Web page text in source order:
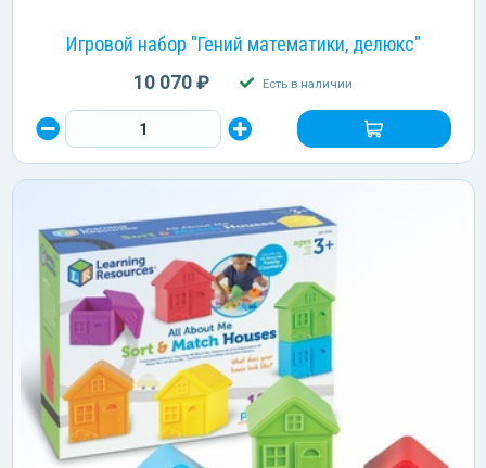
Игровой набор "Гений математики, делюкс"
10 070 ₽ Есть в наличии